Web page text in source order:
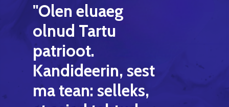
"Olen eluaeg
olnud Tartu
patrioot.
Kandideerin, sest
matean: selleks,